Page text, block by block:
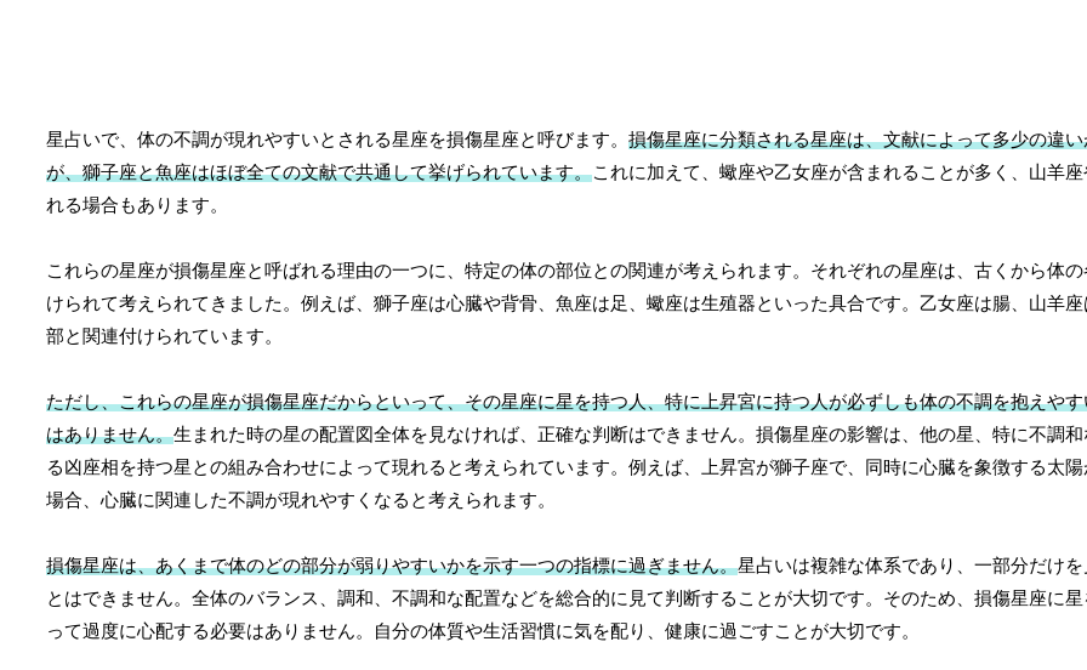
星占いで、体の不調が現れやすいとされる星座を損傷星座と呼びます。 損傷星座に分類される星座は、文献によって多少の違
が、獅子座と魚座はほぼ全ての文献で共通して挙げられています。これに加えて、蠍座や乙女座が含まれることが多く、山羊
れる場合もあります。
これらの星座が損傷星座と呼ばれる理由の一つに、特定の体の部位との関連が考えられます。それぞれの星座は、古くから体
けられて考えられてきました。例えば、獅子座は心臓や背骨、魚座は足、蠍座は生殖器といった具合です。乙女座は腸、山羊
部と関連付けられています。
ただし、これらの星座が損傷星座だからといって、その星座に星を持つ人、特に上昇宮に持つ人が必ずしも体の不調を抱えや
はありません。生まれた時の星の配置図全体を見なければ、正確な判断はできません。損傷星座の影響は、他の星、特に不調
る凶座相を持つ星との組み合わせによって現れると考えられています。例えば、上昇宮が獅子座で、同時に心臓を象徴する太
場合、心臓に関連した不調が現れやすくなると考えられます。
損傷星座は、あくまで体のどの部分が弱りやすいかを示す一つの指標に過ぎません。星占いは複雑な体系であり、一部分だけ
とはできません。全体のバランス、調和、不調和な配置などを総合的に見て判断することが大切です。そのため、損傷星座に
って過度に心配する必要はありません。自分の体質や生活習慣に気を配り、健康に過ごすことが大切です。